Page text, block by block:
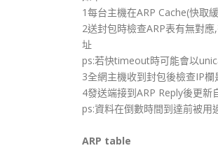
1每台主機在ARP Cache(快取
2送封包時檢查ARP表有無對
址
ps:若快timeout時可能會以
3全網主機收到封包後檢查IP
4發送端接到ARP Reply後更新
ps:資料在倒數時間到達前被用
ARP table